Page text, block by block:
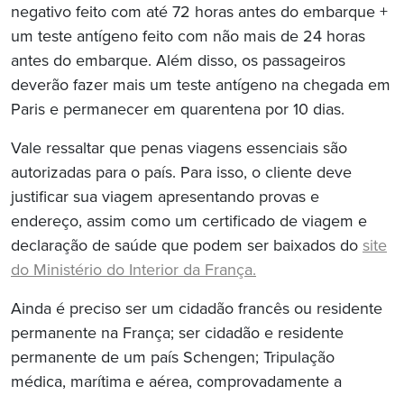
negativo feito com até 72 horas antes do embarque +
um teste antígeno feito com não mais de 24 horas
antes do embarque. Além disso, os passageiros
deverão fazer mais um teste antígeno na chegada em
Paris e permanecer em quarentena por 10 dias.
Vale ressaltar que penas viagens essenciais são
autorizadas para o país. Para isso, o cliente deve
justificar sua viagem apresentando provas e
endereço, assim como um certificado de viagem e
declaração de saúde que podem ser baixados do site
do Ministério do Interior da França.
Ainda é preciso ser um cidadão francês ou residente
permanente na França; ser cidadão e residente
permanente de um país Schengen; Tripulação
médica, marítima e aérea, comprovadamente a